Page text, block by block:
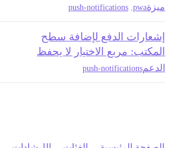
ميزةpwa
push-notifications
إشعارات الدفع لإضافة سطح
المكتب: مربع الاختيار لا يحفظ
الدعمpush-notifications